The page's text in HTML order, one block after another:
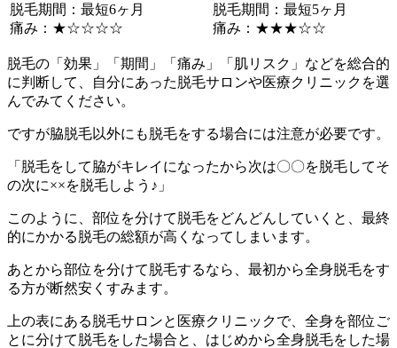
脱毛期間：最短6ヶ月
痛み：★☆☆☆☆
脱毛期間：最短5ヶ月
痛み：★★★☆☆
脱毛の 「効果」「期間」「痛み」「肌リスク」 などを総合的
に判断して、自分にあった脱毛サロンや医療クリニックを選
んでみてください。
ですが脇脱毛以外にも脱毛をする場合には注意が必要です。
「脱毛をして脇がキレイになったから次は〇〇を脱毛してそ
の次に××を脱毛しよう♪」
このように、 部位を分けて脱毛をどんどんしていくと、最終
的にかかる脱毛の総額が高くなってしまいます。
あとから部位を分けて脱毛するなら、最初から全身脱毛をす
る方が断然安くすみます。
上の表にある脱毛サロンと医療クリニックで、全身を部位ご
とに分けて脱毛をした場合と、はじめから全身脱毛をした場